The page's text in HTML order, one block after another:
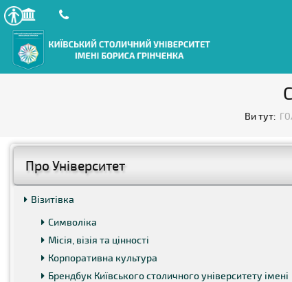
Ви тут:
Про Університет
Візитівка
Символіка
Місія, візія та цінності
Корпоративна культура
Брендбук Київського столичного університету імені